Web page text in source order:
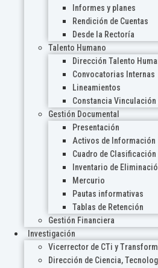
Informes y planes
Rendición de Cuentas
Desde la Rectoría
Talento Humano
Dirección Talento
Convocatorias Internas
Lineamientos
Constancia Vinculación
Gestión Documental
Presentación
Activos de Información
Cuadro de Clasificación
Inventario de
Mercurio
Pautas informativas
Tablas de Retención
Gestión Financiera
Investigación
Vicerrector de CTi y
Dirección de Ciencia,